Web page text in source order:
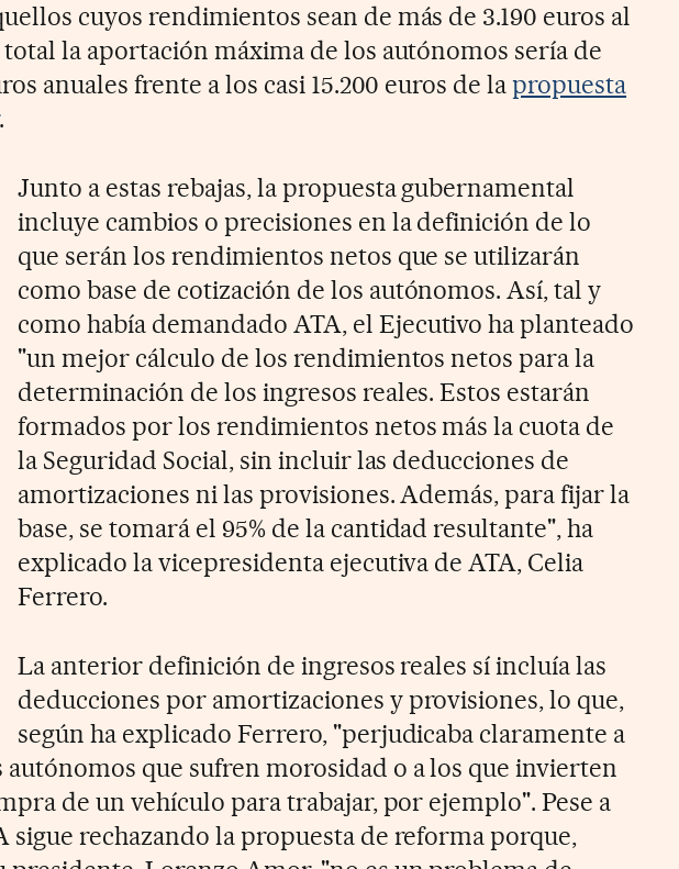
cuyos rendimientos sean de más de 3.190 euros al
total la aportación máxima de los autónomos sería de
anuales frente a los casi 15.200 euros de lapropuesta
.
Junto a estas rebajas, la propuesta gubernamental
incluye cambios o precisiones en la definición de lo
que serán los rendimientos netos que se utilizarán
como base de cotización de los autónomos. Así, tal y
como había demandado ATA, el Ejecutivo ha planteado
"un mejor cálculo de los rendimientos netos para la
determinación de los ingresos reales. Estos estarán
formados por los rendimientos netos más la cuota de
la Seguridad Social, sin incluir las deducciones de
amortizaciones ni las provisiones. Además, para fijar la
base, se tomará el 95% de la cantidad resultante", ha
explicado la vicepresidenta ejecutiva de ATA, Celia
Ferrero.
La anterior definición de ingresos reales sí incluía las
deducciones por amortizaciones y provisiones, lo que,
según ha explicado Ferrero, "perjudicaba claramente a
autónomos que sufren morosidad o a los que invierten
de un vehículo para trabajar, por ejemplo". Pese a
sigue rechazando la propuesta de reforma porque,